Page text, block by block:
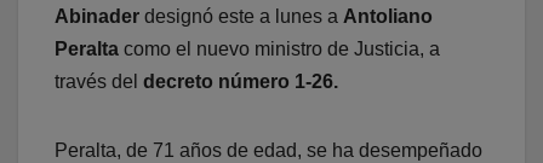
Abinader designó este a lunes a Antoliano
Peralta como el nuevo ministro de Justicia, a
través del decreto número 1-26.
Peralta, de 71 años de edad, se ha desempeñado